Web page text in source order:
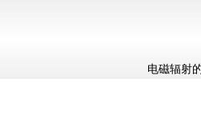
电磁辐射